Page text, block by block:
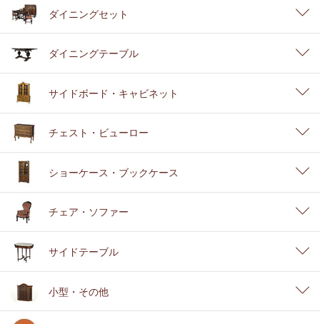
ダイニングセット
ダイニングテーブル
サイドボード・キャビネット
チェスト・ビューロー
ショーケース・ブックケース
チェア・ソファー
サイドテーブル
小型・その他